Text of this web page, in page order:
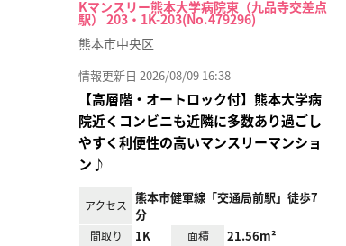
Kマンスリー熊本大学病院東（九品寺交差点
駅） 203・1K-203(No.479296)
熊本市中央区
情報更新日 2026/08/09 16:38
【高層階・オートロック付】熊本大学病
院近くコンビニも近隣に多数あり過ごし
やすく利便性の高いマンスリーマンショ
ン♪
アクセス
熊本市健軍線「交通局前駅」徒歩7
分
間取り 1K 面積 21.56m²